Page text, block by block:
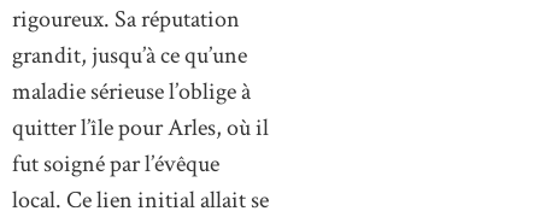
rigoureux. Sa réputation
grandit, jusqu’à ce qu’une
maladie sérieuse l’oblige à
quitter l’île pour Arles, où il
fut soigné par l’évêque
local. Ce lien initial allait se